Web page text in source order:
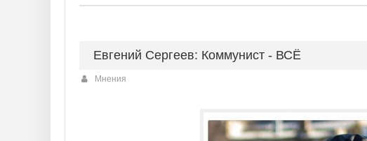
Евгений Сергеев: Коммунист - ВСЁ
Мнения